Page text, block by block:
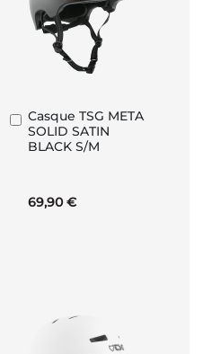
Casque TSG META
SOLID SATIN
BLACK S/M
69,90 €
Ajouter
au
panier